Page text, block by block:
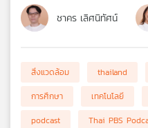
ชาคร เลิศนิทัศน์
สิ่งแวดล้อม thailand
การศึกษา
เทคโนโลยี
podcast
Thai PBS